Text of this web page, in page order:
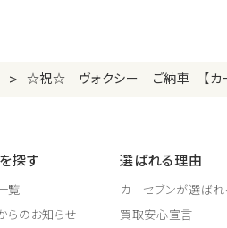
> ☆祝☆ ヴォクシー ご納車 【カー
探す
覧
らのお知らせ
選ばれる理由
カーセブンが選ば
買取安心宣言